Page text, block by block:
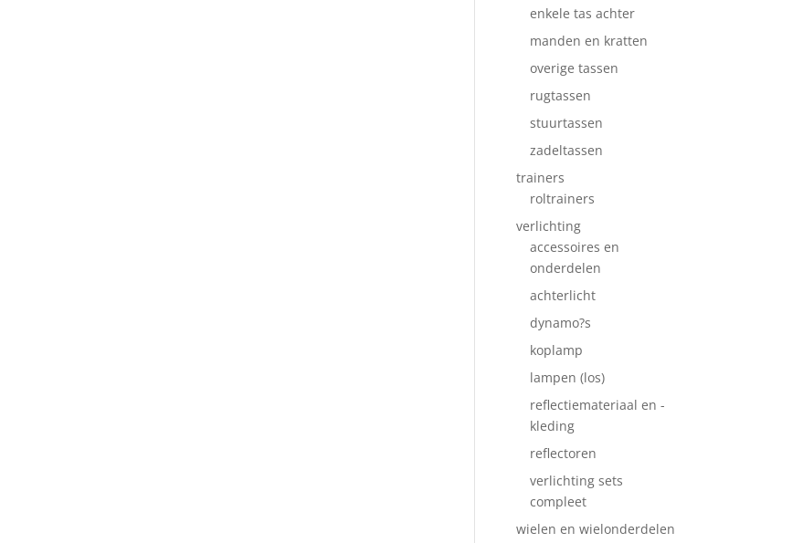
enkele tas achter
manden en kratten
overige tassen
rugtassen
stuurtassen
zadeltassen
trainers
roltrainers
verlichting
accessoires en
onderdelen
achterlicht
dynamo?s
koplamp
lampen (los)
reflectiemateriaal en -
kleding
reflectoren
verlichting sets
compleet
wielen en wielonderdelen